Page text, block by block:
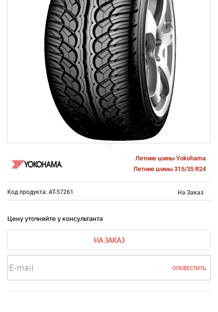
Летние шины Yokohama
Летние шины 315/35 R24
Код продукта: AT-57261 На Заказ
Цену уточняйте у консультанта
НА ЗАКАЗ
ОПОВЕСТИТЬ